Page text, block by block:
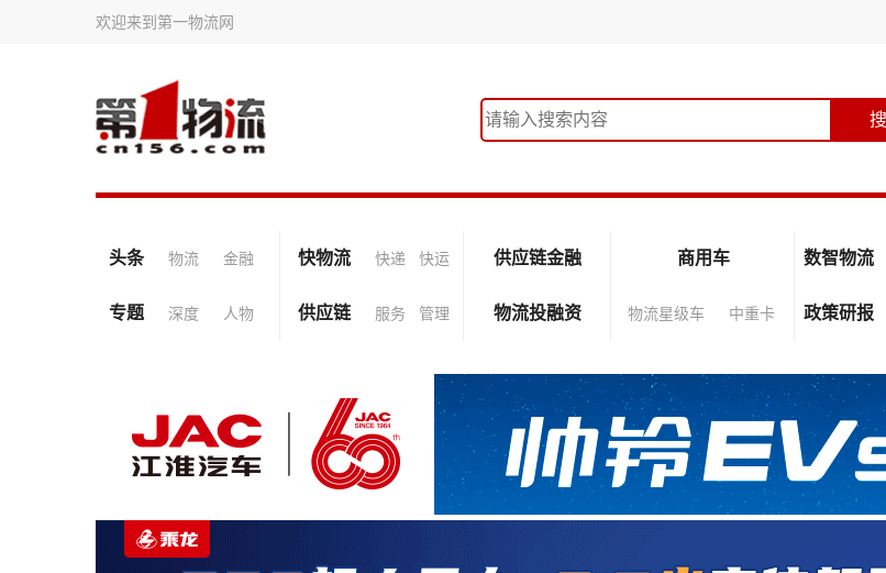
欢迎来到第一物流网
头条 物流 金融 快物流 快递 快运 供应链金融 商用车 数智物流
专题 深度 人物 供应链 服务 管理 物流投融资 物流星级车 中重卡 政策研报